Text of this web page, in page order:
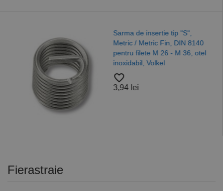
Saiba plata forma
125 ISO 7089, otel,
A4/A2, Alama,
favorite_border
Fierastraie